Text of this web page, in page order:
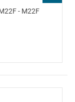
- M22F